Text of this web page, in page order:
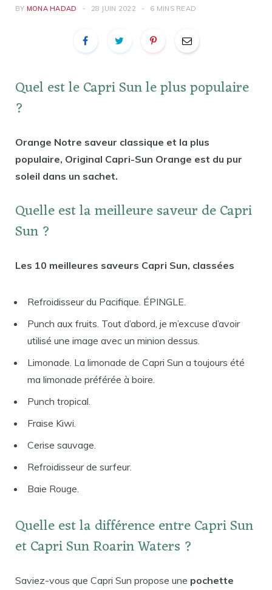
BY MONA HADAD 28 JUIN 2022 6 MINS READ
Quel est le Capri Sun le plus populaire
?
Orange Notre saveur classique et la plus
populaire, Original Capri-Sun Orange est du pur
soleil dans un sachet.
Quelle est la meilleure saveur de Capri
Sun ?
Les 10 meilleures saveurs Capri Sun, classées
Refroidisseur du Pacifique. ÉPINGLE.
Punch aux fruits. Tout d’abord, je m’excuse d’avoir
utilisé une image avec un minion dessus.
Limonade. La limonade de Capri Sun a toujours été
ma limonade préférée à boire.
Punch tropical.
Fraise Kiwi.
Cerise sauvage.
Refroidisseur de surfeur.
Baie Rouge.
Quelle est la différence entre Capri Sun
et Capri Sun Roarin Waters ?
Saviez-vous que Capri Sun propose une pochette